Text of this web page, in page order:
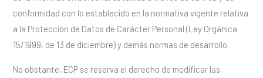
conformidad con lo establecido en la normativa vigente relativa
a la Protección de Datos de Carácter Personal (Ley Orgánica
15/1999, de 13 de diciembre) y demás normas de desarrollo.
No obstante, ECP se reserva el derecho de modificar las